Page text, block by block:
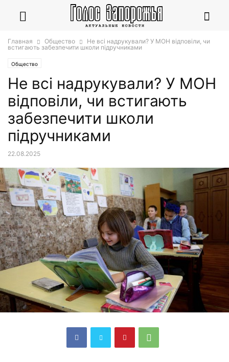
Главная Общество
Не всі надрукували? У МОН відповіли, чи
встигають забезпечити школи підручниками
Общество
Не всі надрукували? У МОН
відповіли, чи встигають
забезпечити школи
підручниками
22.08.2025